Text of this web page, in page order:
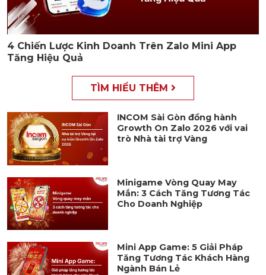
4 Chiến Lược Kinh Doanh Trên Zalo Mini App
Tăng Hiệu Quả
TÌM HIỂU THÊM
INCOM Sài Gòn đồng hành
Growth On Zalo 2026 với vai
trò Nhà tài trợ Vàng
Minigame Vòng Quay May
Mắn: 3 Cách Tăng Tương Tác
Cho Doanh Nghiệp
Mini App Game: 5 Giải Pháp
Tăng Tương Tác Khách Hàng
Ngành Bán Lẻ